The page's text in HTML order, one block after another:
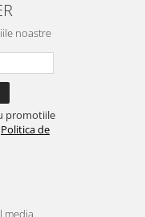
noastre
promotiile
Politica de
media